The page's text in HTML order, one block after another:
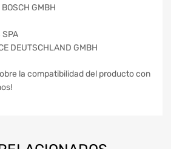
GMBH
SPA
DEUTSCHLAND GMBH
la compatibilidad del producto con